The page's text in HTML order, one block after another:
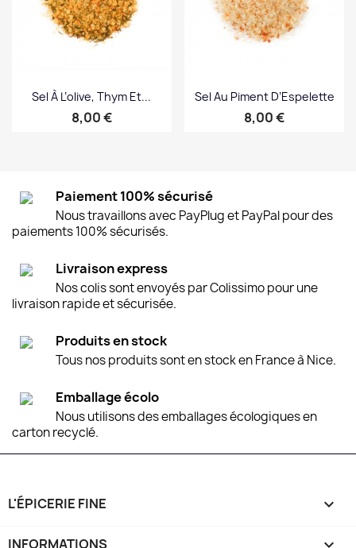
Sel À L’olive, Thym Et...
Prix
8,00 €
Sel Au Piment D’Espelette
Prix
8,00 €
Paiement 100% sécurisé
Nous travaillons avec PayPlug et PayPal pour des
paiements 100% sécurisés.
Livraison express
Nos colis sont envoyés par Colissimo pour une
livraison rapide et sécurisée.
Produits en stock
Tous nos produits sont en stock en France à Nice.
Emballage écolo
Nous utilisons des emballages écologiques en
carton recyclé.
L'ÉPICERIE FINE 
INFORMATIONS